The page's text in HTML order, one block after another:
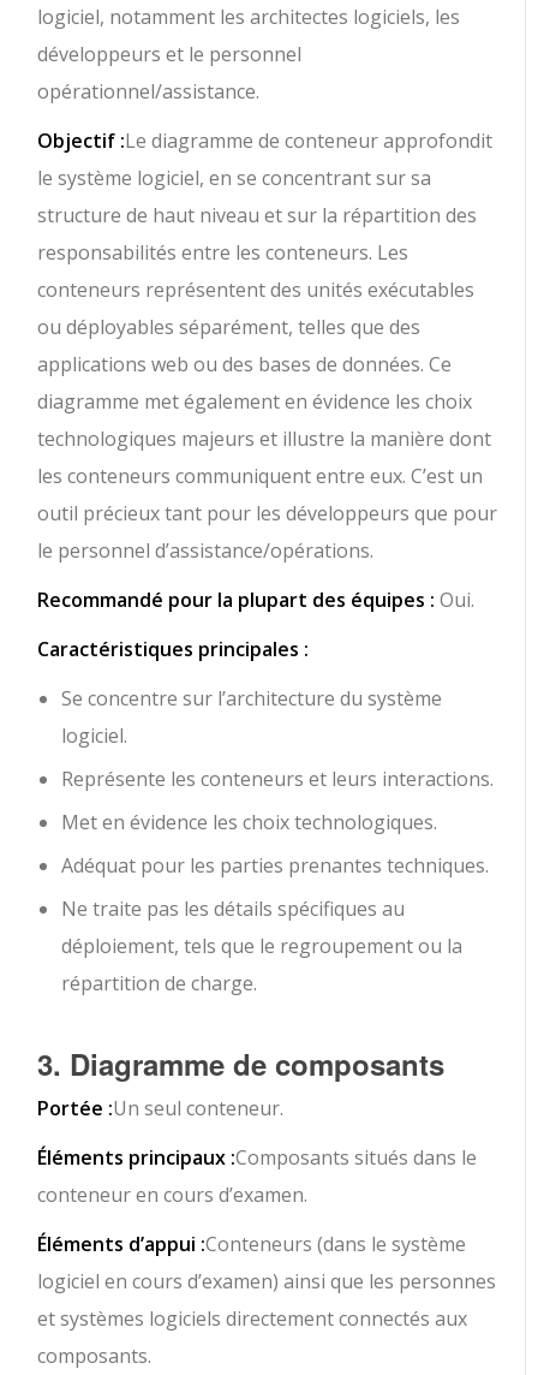
logiciel, notamment les architectes logiciels, les
développeurs et le personnel
opérationnel/assistance.
Objectif :Le diagramme de conteneur approfondit
le système logiciel, en se concentrant sur sa
structure de haut niveau et sur la répartition des
responsabilités entre les conteneurs. Les
conteneurs représentent des unités exécutables
ou déployables séparément, telles que des
applications web ou des bases de données. Ce
diagramme met également en évidence les choix
technologiques majeurs et illustre la manière dont
les conteneurs communiquent entre eux. C’est un
outil précieux tant pour les développeurs que pour
le personnel d’assistance/opérations.
Recommandé pour la plupart des équipes : Oui.
Caractéristiques principales :
Se concentre sur l’architecture du système
logiciel.
Représente les conteneurs et leurs interactions.
Met en évidence les choix technologiques.
Adéquat pour les parties prenantes techniques.
Ne traite pas les détails spécifiques au
déploiement, tels que le regroupement ou la
répartition de charge.
3. Diagramme de composants
Portée :Un seul conteneur.
Éléments principaux :Composants situés dans le
conteneur en cours d’examen.
Éléments d’appui :Conteneurs (dans le système
logiciel en cours d’examen) ainsi que les personnes
et systèmes logiciels directement connectés aux
composants.